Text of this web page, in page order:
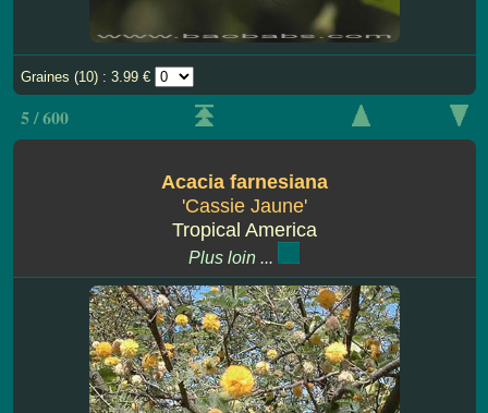
Graines (10) : 3.99 €
5 / 600
Acacia farnesiana
'Cassie Jaune'
Tropical America
Plus loin ...